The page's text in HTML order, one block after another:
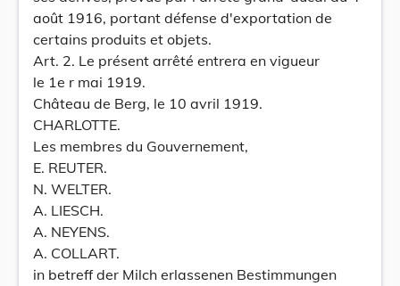
août 1916, portant défense d'exportation de
certains produits et objets.
Art. 2. Le présent arrêté entrera en vigueur
le 1e r mai 1919.
Château de Berg, le 10 avril 1919.
CHARLOTTE.
Les membres du Gouvernement,
E. REUTER.
N. WELTER.
A. LIESCH.
A. NEYENS.
A. COLLART.
in betreff der Milch erlassenen Bestimmungen